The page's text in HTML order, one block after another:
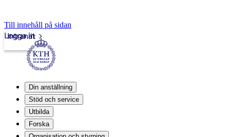
Till innehåll på sidan
Intranät
Logga in
Din anställning
Stöd och service
Utbilda
Forska